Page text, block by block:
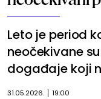
Leto je period
neočekivane
događaje koji
31.05.2026. 19:00